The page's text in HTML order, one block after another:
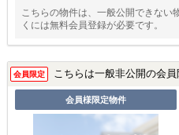
こちらの物件は、一般公開できない
くには無料会員登録が必要です。
会員限定 こちらは一般非公開の会員
会員様限定物件